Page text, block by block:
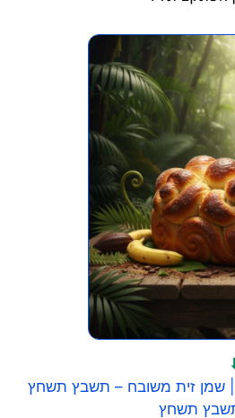
| שמן זית משובח – תשבץ תשחץ
תשבץ תשחץ